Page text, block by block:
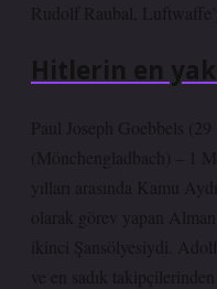
Rudolf Raubal,
Hitlerin en
Paul Joseph Goebbels
(Mönchengladbach) – 1
yılları arasında Kamu
olarak görev yapan Alman
ikinci Şansölyesiydi.
ve en sadık takipçilerinden